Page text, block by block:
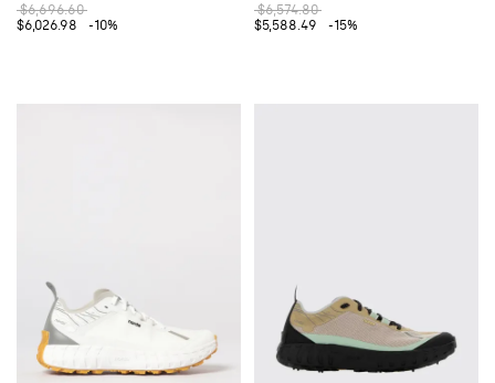
$6,696.60
$6,026.98
-10%
$6,574.80
$5,588.49
-15%